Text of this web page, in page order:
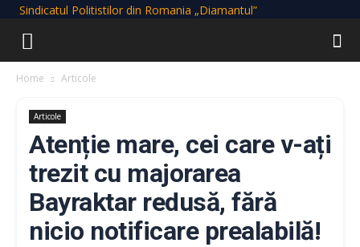
Sindicatul Politistilor din Romania „Diamantul”
Home Articole
Articole
Atenție mare, cei care v-ați
trezit cu majorarea
Bayraktar redusă, fără
nicio notificare prealabilă!